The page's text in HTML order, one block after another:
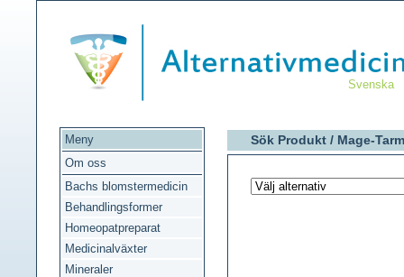
Svenska
Meny
Om oss
Bachs blomstermedicin
Behandlingsformer
Homeopatpreparat
Medicinalväxter
Mineraler
Sök Produkt / Mage-Tarm